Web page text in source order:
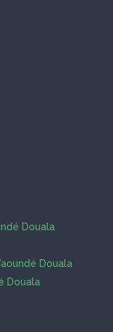
Douala
Douala
Douala